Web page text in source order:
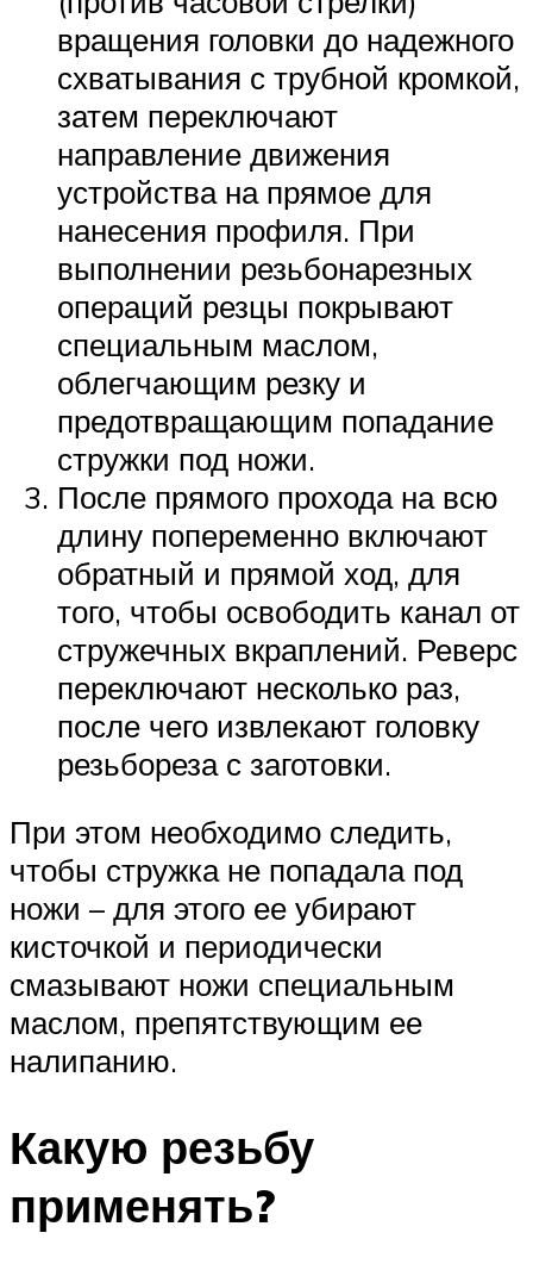
вращения головки до надежного
схватывания с трубной кромкой,
затем переключают
направление движения
устройства на прямое для
нанесения профиля. При
выполнении резьбонарезных
операций резцы покрывают
специальным маслом,
облегчающим резку и
предотвращающим попадание
стружки под ножи.
После прямого прохода на всю
длину попеременно включают
обратный и прямой ход, для
того, чтобы освободить канал от
стружечных вкраплений. Реверс
переключают несколько раз,
после чего извлекают головку
резьбореза с заготовки.
При этом необходимо следить,
чтобы стружка не попадала под
ножи – для этого ее убирают
кисточкой и периодически
смазывают ножи специальным
маслом, препятствующим ее
налипанию.
Какую резьбу
применять?